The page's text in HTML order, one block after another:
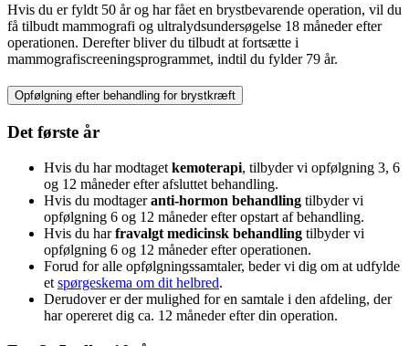
Hvis du er fyldt 50 år og har fået en brystbevarende operation, vil du
få tilbudt mammografi og ultralydsundersøgelse 18 måneder efter
operationen. Derefter bliver du tilbudt at fortsætte i
mammografiscreeningsprogrammet, indtil du fylder 79 år.
Opfølgning efter behandling for brystkræft
Det første år
Hvis du har modtaget kemoterapi, tilbyder vi opfølgning 3, 6
og 12 måneder efter afsluttet behandling.
Hvis du modtageranti-hormon behandling tilbyder vi
opfølgning 6 og 12 måneder efter opstart af behandling.
Hvis du harfravalgt medicinsk behandling tilbyder vi
opfølgning 6 og 12 måneder efter operationen.
Forud for alle opfølgningssamtaler, beder vi dig om at udfylde
et spørgeskema om dit helbred.
Derudover er der mulighed for en samtale i den afdeling, der
har opereret dig ca. 12 måneder efter din operation.